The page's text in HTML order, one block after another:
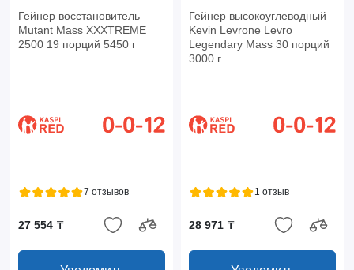
Гейнер восстановитель
Mutant Mass XXXTREME
2500 19 порций 5450 г
7 отзывов
27 554 ₸
Гейнер высокоуглеводный
Kevin Levrone Levro
Legendary Mass 30 порций
3000 г
1 отзыв
28 971 ₸